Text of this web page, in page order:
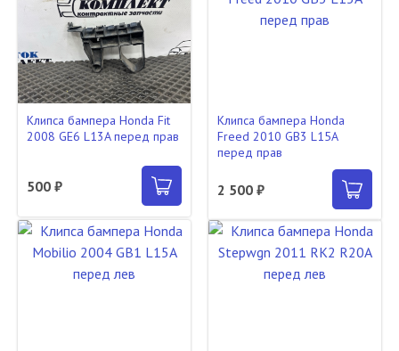
Клипса бампера Honda Fit
2008 GE6 L13A перед прав
500 ₽
Клипса бампера Honda
Freed 2010 GB3 L15A
перед прав
2 500 ₽